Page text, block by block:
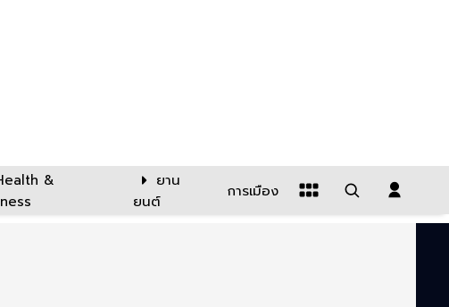
&
ยาน
ยนต์
การเมือง